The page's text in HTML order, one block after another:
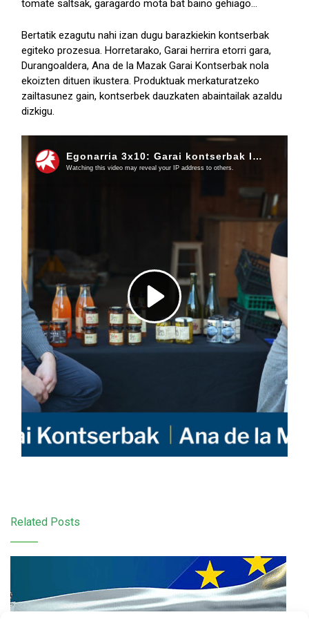
tomate saltsak, garagardo mota bat baino gehiago...
Bertatik ezagutu nahi izan dugu barazkiekin kontserbak
egiteko prozesua. Horretarako, Garai herrira etorri gara,
Durangoaldera, Ana de la Mazak Garai Kontserbak nola
ekoizten dituen ikustera. Produktuak merkaturatzeko
zailtasunez gain, kontserbek dauzkaten abaintailak azaldu
dizkigu.
Related Posts